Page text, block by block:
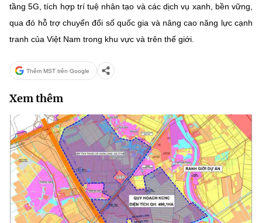
tầng 5G, tích hợp trí tuệ nhân tạo và các dịch vụ xanh, bền vững,
qua đó hỗ trợ chuyển đổi số quốc gia và nâng cao năng lực cạnh
tranh của Việt Nam trong khu vực và trên thế giới.
Thêm MST trên Google
Xem thêm